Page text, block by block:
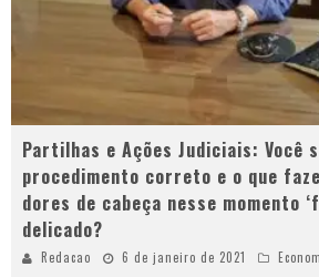
Partilhas e Ações Judiciais: Você
procedimento correto e o que
dores de cabeça nesse momento
delicado?
Redacao 6 de janeiro de 2021